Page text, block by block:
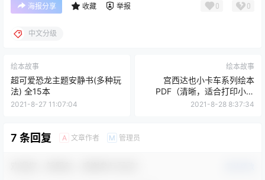
海报分享 收藏 举报 0 0
中文分级
绘本故事
超可爱恐龙主题安静书(多种玩
法) 全15本
2021-8-27 11:07:04
绘本故事
宫西达也小卡车系列绘本
PDF（清晰，适合打印小册
子）
2021-8-28 8:37:34
7 条回复 A 文章作者 M 管理员